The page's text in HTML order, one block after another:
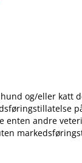
og​/​eller katt
enten andre